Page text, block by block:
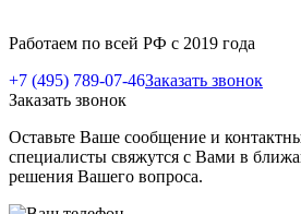
Работаем по всей РФ с 2019 года
+7 (495) 789-07-46Заказать звонок
Заказать звонок
Оставьте Ваше сообщение и
специалисты свяжутся с Вами в
решения Вашего вопроса.